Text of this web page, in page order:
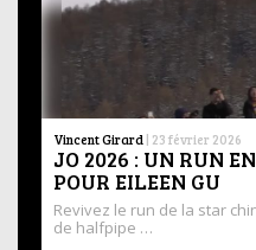
Vincent Girard | 23 février 2026
JO 2026 : UN RUN
POUR EILEEN GU
Revivez le run de la star
de halfpipe …